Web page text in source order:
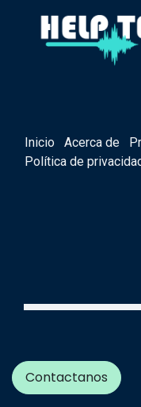
Inicio Acerca de
Política de
Contactanos